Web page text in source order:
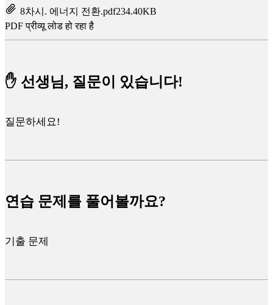
8차시. 에너지 전환.pdf234.40KB
PDF प्रीव्यू लोड हो रहा है
✋ 선생님, 질문이 있습니다!
질문하세요!
연습 문제를 풀어볼까요?
기출 문제